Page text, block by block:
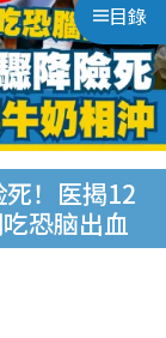
目錄
！医揭12
恐脑出血